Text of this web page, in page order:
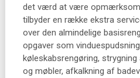
det værd at være opmærksom
tilbyder en række ekstra
over den almindelige
opgaver som
køleskabsrengøring,
og møbler, afkalkning af